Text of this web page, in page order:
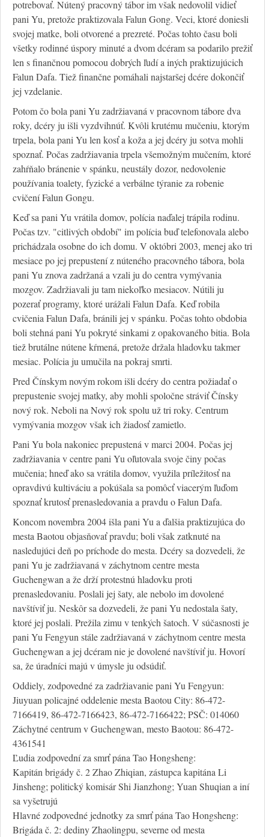
potrebovať. Nútený pracovný tábor im však nedovolil vidieť
pani Yu, pretože praktizovala Falun Gong. Veci, ktoré doniesli
svojej matke, boli otvorené a prezreté. Počas tohto času boli
všetky rodinné úspory minuté a dvom dcéram sa podarilo prežiť
len s finančnou pomocou dobrých ľudí a iných praktizujúcich
Falun Dafa. Tiež finančne pomáhali najstaršej dcére dokončiť
jej vzdelanie.
Potom čo bola pani Yu zadržiavaná v pracovnom tábore dva
roky, dcéry ju išli vyzdvihnúť. Kvôli krutému mučeniu, ktorým
trpela, bola pani Yu len kosť a koža a jej dcéry ju sotva mohli
spoznať. Počas zadržiavania trpela všemožným mučením, ktoré
zahŕňalo bránenie v spánku, neustály dozor, nedovolenie
používania toalety, fyzické a verbálne týranie za robenie
cvičení Falun Gongu.
Keď sa pani Yu vrátila domov, polícia naďalej trápila rodinu.
Počas tzv. "citlivých období" im polícia buď telefonovala alebo
prichádzala osobne do ich domu. V októbri 2003, menej ako tri
mesiace po jej prepustení z núteného pracovného tábora, bola
pani Yu znova zadržaná a vzali ju do centra vymývania
mozgov. Zadržiavali ju tam niekoľko mesiacov. Nútili ju
pozerať programy, ktoré urážali Falun Dafa. Keď robila
cvičenia Falun Dafa, bránili jej v spánku. Počas tohto obdobia
boli stehná pani Yu pokryté sinkami z opakovaného bitia. Bola
tiež brutálne nútene kŕmená, pretože držala hladovku takmer
mesiac. Polícia ju umučila na pokraj smrti.
Pred Čínskym novým rokom išli dcéry do centra požiadať o
prepustenie svojej matky, aby mohli spoločne stráviť Čínsky
nový rok. Neboli na Nový rok spolu už tri roky. Centrum
vymývania mozgov však ich žiadosť zamietlo.
Pani Yu bola nakoniec prepustená v marci 2004. Počas jej
zadržiavania v centre pani Yu oľutovala svoje činy počas
mučenia; hneď ako sa vrátila domov, využila príležitosť na
opravdivú kultiváciu a pokúšala sa pomôcť viacerým ľuďom
spoznať krutosť prenasledovania a pravdu o Falun Dafa.
Koncom novembra 2004 išla pani Yu a ďalšia praktizujúca do
mesta Baotou objasňovať pravdu; boli však zatknuté na
nasledujúci deň po príchode do mesta. Dcéry sa dozvedeli, že
pani Yu je zadržiavaná v záchytnom centre mesta
Guchengwan a že drží protestnú hladovku proti
prenasledovaniu. Poslali jej šaty, ale nebolo im dovolené
navštíviť ju. Neskôr sa dozvedeli, že pani Yu nedostala šaty,
ktoré jej poslali. Prežila zimu v tenkých šatoch. V súčasnosti je
pani Yu Fengyun stále zadržiavaná v záchytnom centre mesta
Guchengwan a jej dcéram nie je dovolené navštíviť ju. Hovorí
sa, že úradníci majú v úmysle ju odsúdiť.
Oddiely, zodpovedné za zadržiavanie pani Yu Fengyun:
Jiuyuan policajné oddelenie mesta Baotou City: 86-472-
7166419, 86-472-7166423, 86-472-7166422; PSČ: 014060
Záchytné centrum v Guchengwan, mesto Baotou: 86-472-
4361541
Ľudia zodpovední za smrť pána Tao Hongsheng:
Kapitán brigády č. 2 Zhao Zhiqian, zástupca kapitána Li
Jinsheng; politický komisár Shi Jianzhong; Yuan Shuqian a iní
sa vyšetrujú
Hlavné zodpovedné jednotky za smrť pána Tao Hongsheng:
Brigáda č. 2: dediny Zhaolingpu, severne od mesta